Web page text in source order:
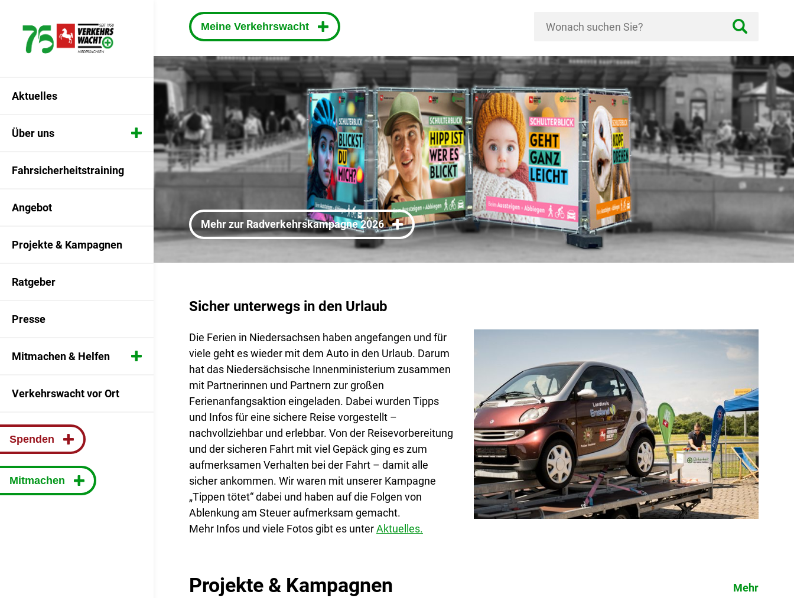
Aktuelles
Über uns
75 Jahre Landesverkehrswacht
Geschäftsstelle -
Partner
Mitgliedermagazin
Kontakt
Fahrsicherheitstraining
Angebot
Projekte & Kampagnen
Ratgeber
Presse
Mitmachen & Helfen
Spenden
Verkehrswacht vor Ort
Spenden
Mitmachen
Meine Verkehrswacht
Mehr zur Radverkehrskampagne 2026
Sicher unterwegs in den Urlaub
Die Ferien in Niedersachsen haben angefangen und für
viele geht es wieder mit dem Auto in den Urlaub. Darum
hat das Niedersächsische Innenministerium zusammen
mit Partnerinnen und Partnern zur großen
Ferienanfangsaktion eingeladen. Dabei wurden Tipps
und Infos für eine sichere Reise vorgestellt –
nachvollziehbar und erlebbar. Von der Reisevorbereitung
und der sicheren Fahrt mit viel Gepäck ging es zum
aufmerksamen Verhalten bei der Fahrt – damit alle
sicher ankommen. Wir waren mit unserer Kampagne
„Tippen tötet“ dabei und haben auf die Folgen von
Ablenkung am Steuer aufmerksam gemacht.
Mehr Infos und viele Fotos gibt es unterAktuelles.
Projekte & Kampagnen Mehr